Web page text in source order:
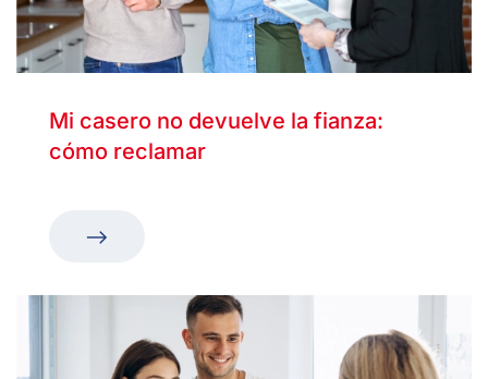
Mi casero no devuelve la fianza:
cómo reclamar